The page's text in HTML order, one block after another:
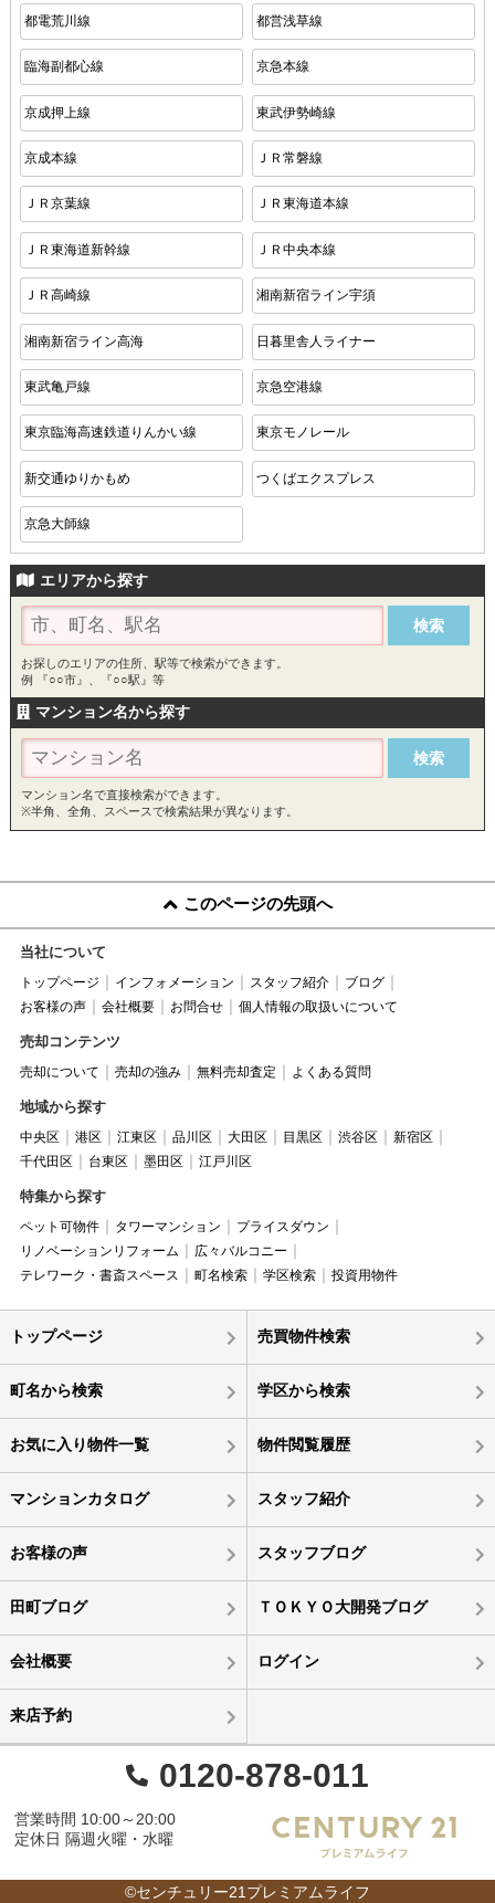
都電荒川線 都営浅草線
臨海副都心線 京急本線
京成押上線 東武伊勢崎線
京成本線 ＪＲ常磐線
ＪＲ京葉線 ＪＲ東海道本線
ＪＲ東海道新幹線 ＪＲ中央本線
ＪＲ高崎線 湘南新宿ライン宇須
湘南新宿ライン高海 日暮里舎人ライナー
東武亀戸線 京急空港線
東京臨海高速鉄道りんかい線 東京モノレール
新交通ゆりかもめ つくばエクスプレス
京急大師線
エリアから探す
お探しのエリアの住所、駅等で検索ができます。
例 『○○市』、『○○駅』等
マンション名から探す
マンション名で直接検索ができます。
※半角、全角、スペースで検索結果が異なります。
このページの先頭へ
当社について
トップページ インフォメーション スタッフ紹介
ブログ
お客様の声
会社概要 お問合せ 個人情報の取扱いについて
売却コンテンツ
売却について 売却の強み 無料売却査定 よくある質問
地域から探す
中央区 港区 江東区 品川区 大田区 目黒区 渋谷区
新宿区
千代田区
台東区 墨田区 江戸川区
特集から探す
ペット可物件 タワーマンション
プライスダウン
リノベーションリフォーム
広々バルコニー
テレワーク・書斎スペース
町名検索 学区検索 投資用物件
トップページ 売買物件検索
町名から検索 学区から検索
お気に入り物件一覧 物件閲覧履歴
マンションカタログ スタッフ紹介
お客様の声 スタッフブログ
田町ブログ ＴＯＫＹＯ大開発ブログ
会社概要 ログイン
来店予約
0120-878-011
営業時間 10:00～20:00
定休日 隔週火曜・水曜
©センチュリー21プレミアムライフ